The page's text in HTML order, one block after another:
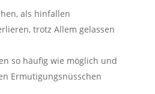
als hinfallen
trotz Allem gelassen
so häufig wie möglich und
Ermutigungsnüsschen